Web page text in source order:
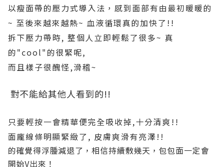
以瘦面帶的壓力式導入法，感到面部有由最初暖暖的
~ 至後來越來越熱~ 血液循環真的加快了!!
拆下壓力帶時, 整個人立即輕鬆了很多~ 真
的"cool"的很緊呢,
而且樣子很醜怪,滑稽~
對不能給其他人看到的!!
只要輕按一會精華便完全吸收掉,十分清爽!!
面龐線條明顯緊緻了, 皮膚爽滑有亮澤!!
的確覺得浮腫減退了，相信持續敷幾天，包包面一定會
開始V出來！